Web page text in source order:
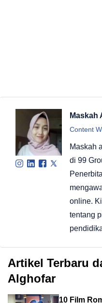
Maskah
Content
Maskah
di 99
online.
tentang
Artikel Terbaru
Alghofar
10 Film